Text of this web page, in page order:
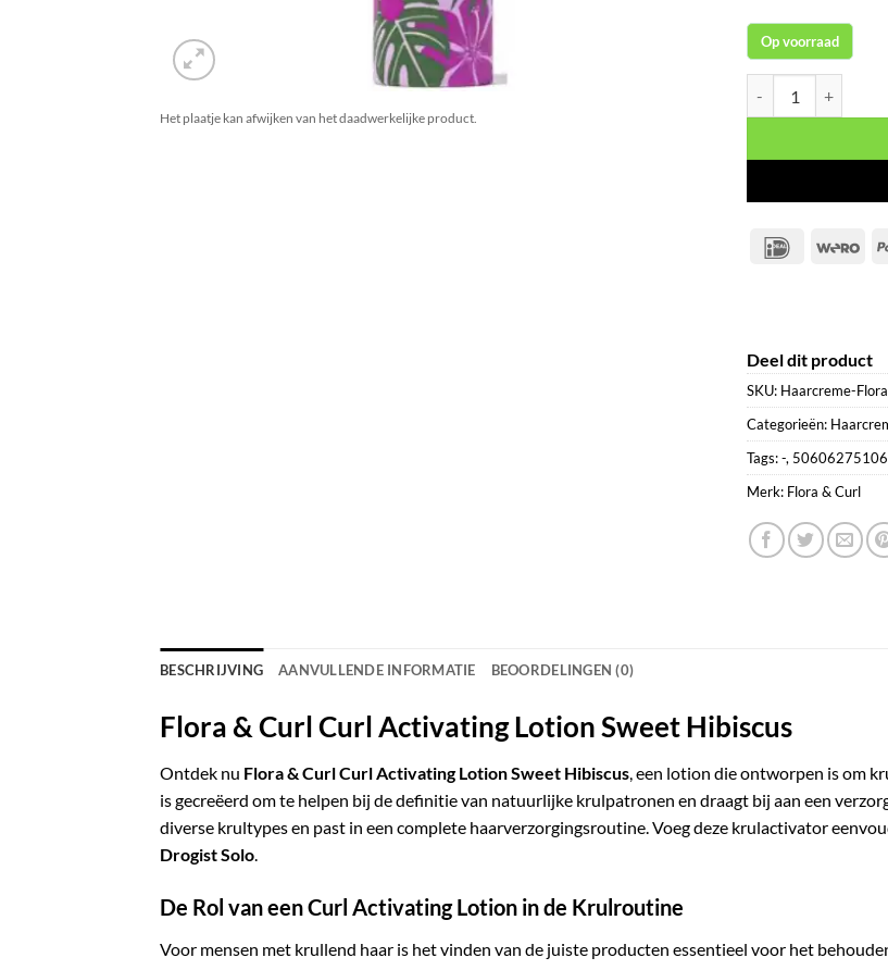
Het plaatje kan afwijken van het daadwerkelijke product.
Op voorraad
IDeal
Deel dit product
SKU: Haarcreme-
Categorieën:
Tags:-,
Merk: Flora & Curl
BESCHRIJVING AANVULLENDE INFORMATIE BEOORDELINGEN (0)
Flora & Curl Curl Activating Lotion Sweet Hibiscus
Ontdek nu Flora & Curl Curl Activating Lotion Sweet Hibiscus , een lotion die ontworpen is om
is gecreëerd om te helpen bij de definitie van natuurlijke krulpatronen en draagt bij aan een
diverse krultypes en past in een complete haarverzorgingsroutine. Voeg deze krulactivator
Drogist Solo
De Rol van een Curl Activating Lotion in de Krulroutine
Voor mensen met krullend haar is het vinden van de juiste producten essentieel voor het